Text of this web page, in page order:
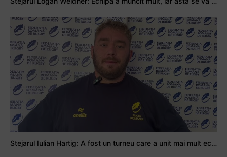
Stejarul Iulian Hartig: A fost un turneu care a unit mai mult echipa